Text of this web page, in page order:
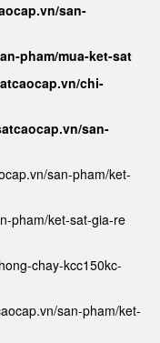
san-
pham/mua-ket-sat
chi-
san-
san-pham/ket-
pham/ket-sat-gia-re
chay-kcc150kc-
san-pham/ket-